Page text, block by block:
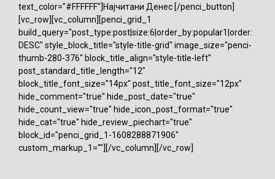
text_color="#FFFFFF"]Најчитани Денес [/penci_button]
[vc_row][vc_column][penci_grid_1
build_query="post_type:post|size:6|order_by:popular1|order:
DESC" style_block_title="style-title-grid" image_size="penci-
thumb-280-376" block_title_align="style-title-left"
post_standard_title_length="12"
block_title_font_size="14px" post_title_font_size="12px"
hide_comment="true" hide_post_date="true"
hide_count_view="true" hide_icon_post_format="true"
hide_cat="true" hide_review_piechart="true"
block_id="penci_grid_1-1608288871906"
custom_markup_1=""][/vc_column][/vc_row]